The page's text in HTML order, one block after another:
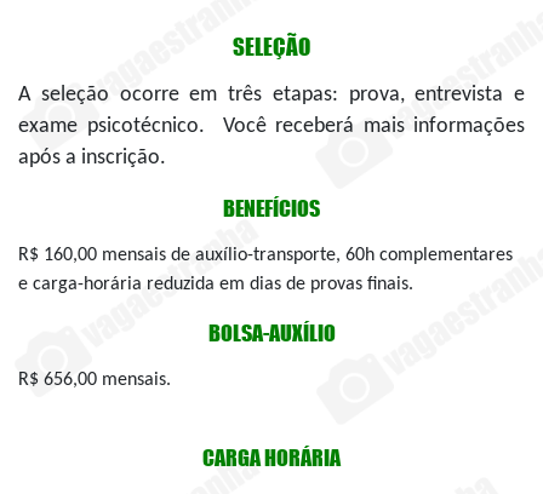
SELEÇÃO
A seleção ocorre em três etapas: prova, entrevista e
exame psicotécnico. Você receberá mais informações
após a inscrição.
BENEFÍCIOS
R$ 160,00 mensais de auxílio-transporte, 60h complementares
e carga-horária reduzida em dias de provas finais.
BOLSA-AUXÍLIO
R$ 656,00 mensais.
CARGA HORÁRIA